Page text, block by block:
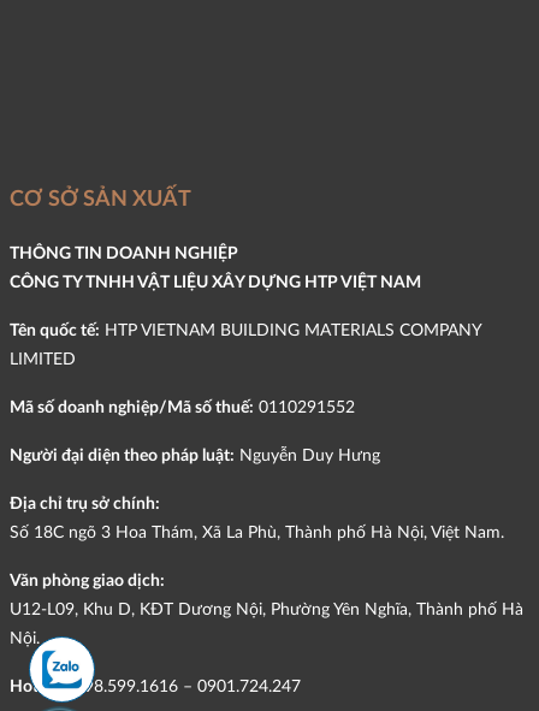
CƠ SỞ SẢN XUẤT
THÔNG TIN DOANH NGHIỆP
CÔNG TY TNHH VẬT LIỆU XÂY DỰNG HTP VIỆT NAM
Tên quốc tế: HTP VIETNAM BUILDING MATERIALS COMPANY
LIMITED
Mã số doanh nghiệp/Mã số thuế: 0110291552
Người đại diện theo pháp luật: Nguyễn Duy Hưng
Địa chỉ trụ sở chính:
Số 18C ngõ 3 Hoa Thám, Xã La Phù, Thành phố Hà Nội, Việt Nam.
Văn phòng giao dịch:
U12-L09, Khu D, KĐT Dương Nội, Phường Yên Nghĩa, Thành phố Hà
Nội.
Hotline:098.599.1616 – 0901.724.247